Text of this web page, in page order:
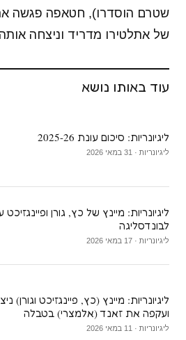
שטרם הוסדרו), חטאפה פגשה
של אתלטירו מדריד וניצחה אותה 2:1.
עוד באותו נושא
ליגיונריות: סיכום עונת 2025-26
ליגיונריות · 31 במאי 2026
ליגיונריות: מיינץ של כץ, גורן
לבונדסליגה
ליגיונריות · 17 במאי 2026
ליגיונריות: מיינץ (כץ, פיינגזיכט וגורן)
ועקפה את זאנד (אלמצרי) בטבלה
ליגיונריות · 11 במאי 2026